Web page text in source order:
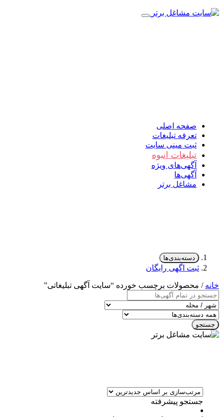
صفحه اصلی
تعرفه تبلیغات
ثبت مینی سایت
تبلیغات انبوه
آگهی‌های ویژه
آگهی‌ها
مشاغل برتر
دسته‌بندی‌ها
ثبت اگهی رایگان
خانه / محصولات برچسب خورده “سایت آگهی تبلیغاتی”
جستجو
جستجو پیشرفته